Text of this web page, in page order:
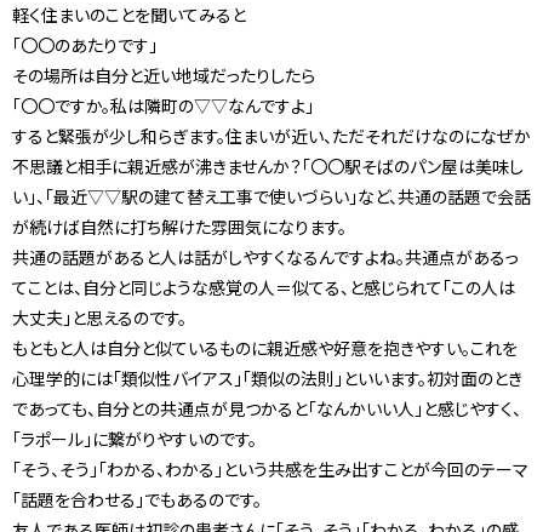
軽く住まいのことを聞いてみると
「〇〇のあたりです」
その場所は自分と近い地域だったりしたら
「〇〇ですか。私は隣町の▽▽なんですよ」
すると緊張が少し和らぎます。住まいが近い、ただそれだけなのになぜか
不思議と相手に親近感が沸きませんか？「〇〇駅そばのパン屋は美味し
い」、「最近▽▽駅の建て替え工事で使いづらい」など、共通の話題で会話
が続けば自然に打ち解けた雰囲気になります。
共通の話題があると人は話がしやすくなるんですよね。共通点があるっ
てことは、自分と同じような感覚の人＝似てる、と感じられて「この人は
大丈夫」と思えるのです。
もともと人は自分と似ているものに親近感や好意を抱きやすい。これを
心理学的には「類似性バイアス」「類似の法則」といいます。初対面のとき
であっても、自分との共通点が見つかると「なんかいい人」と感じやすく、
「ラポール」に繋がりやすいのです。
「そう、そう」「わかる、わかる」という共感を生み出すことが今回のテーマ
「話題を合わせる」でもあるのです。